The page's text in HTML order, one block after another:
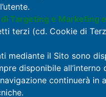
Targeting e Marketing
terzi (cd. Cookie di
mediante il Sito sono
disponibile all’interno
continuerà in